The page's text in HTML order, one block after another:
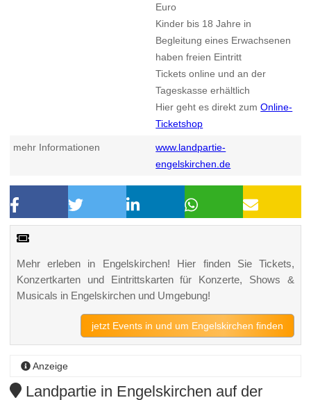
Euro
Kinder bis 18 Jahre in
Begleitung eines Erwachsenen
haben freien Eintritt
Tickets online und an der
Tageskasse erhältlich
Hier geht es direkt zumOnline-
Ticketshop
mehr Informationen
www.landpartie-
engelskirchen.de
Mehr erleben in Engelskirchen! Hier finden Sie Tickets,
Konzertkarten und Eintrittskarten für Konzerte, Shows &
Musicals in Engelskirchen und Umgebung!
jetzt Events in und um Engelskirchen finden
Anzeige
Landpartie in Engelskirchen auf der